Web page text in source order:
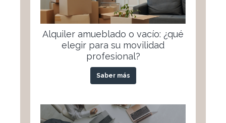
Alquiler amueblado o vacío: ¿qué
elegir para su movilidad
profesional?
Saber más